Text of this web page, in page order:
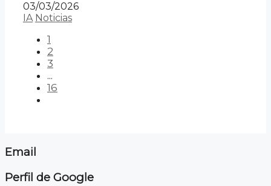
03/03/2026
IA Noticias
1
2
3
...
16
Email
Perfil de Google